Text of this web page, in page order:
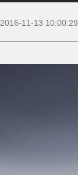
2016-11-13 10:00:29